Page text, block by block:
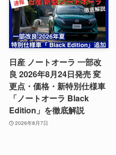
日産 ノートオーラ 一部改
良 2026年8月24日発売 変
更点・価格・新特別仕様車
「ノートオーラ Black
Edition」を徹底解説
2026年8月7日